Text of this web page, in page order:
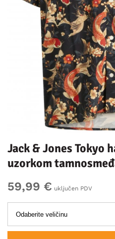
Jack & Jones Tokyo
uzorkom
59,99 € uključen PDV